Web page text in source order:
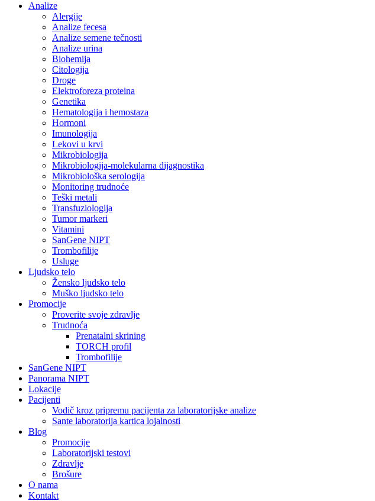
Analize
Alergije
Analize fecesa
Analize semene tečnosti
Analize urina
Biohemija
Citologija
Droge
Elektroforeza proteina
Genetika
Hematologija i hemostaza
Hormoni
Imunologija
Lekovi u krvi
Mikrobiologija
Mikrobiologija-molekularna dijagnostika
Mikrobiološka serologija
Monitoring trudnoće
Teški metali
Transfuziologija
Tumor markeri
Vitamini
SanGene NIPT
Trombofilije
Usluge
Ljudsko telo
Žensko ljudsko telo
Muško ljudsko telo
Promocije
Proverite svoje zdravlje
Trudnoća
Prenatalni skrining
TORCH profil
Trombofilije
SanGene NIPT
Panorama NIPT
Lokacije
Pacijenti
Vodič kroz pripremu pacijenta za laboratorijske analize
Sante laboratorija kartica lojalnosti
Blog
Promocije
Laboratorijski testovi
Zdravlje
Brošure
O nama
Kontakt